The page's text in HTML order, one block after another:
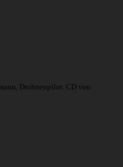
Drohnenpilot. CD von